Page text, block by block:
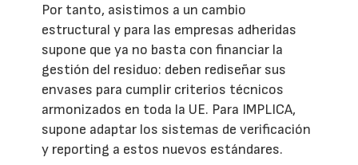
Por tanto, asistimos a un cambio
estructural y para las empresas adheridas
supone que ya no basta con financiar la
gestión del residuo: deben rediseñar sus
envases para cumplir criterios técnicos
armonizados en toda la UE. Para IMPLICA,
supone adaptar los sistemas de verificación
y reporting a estos nuevos estándares.